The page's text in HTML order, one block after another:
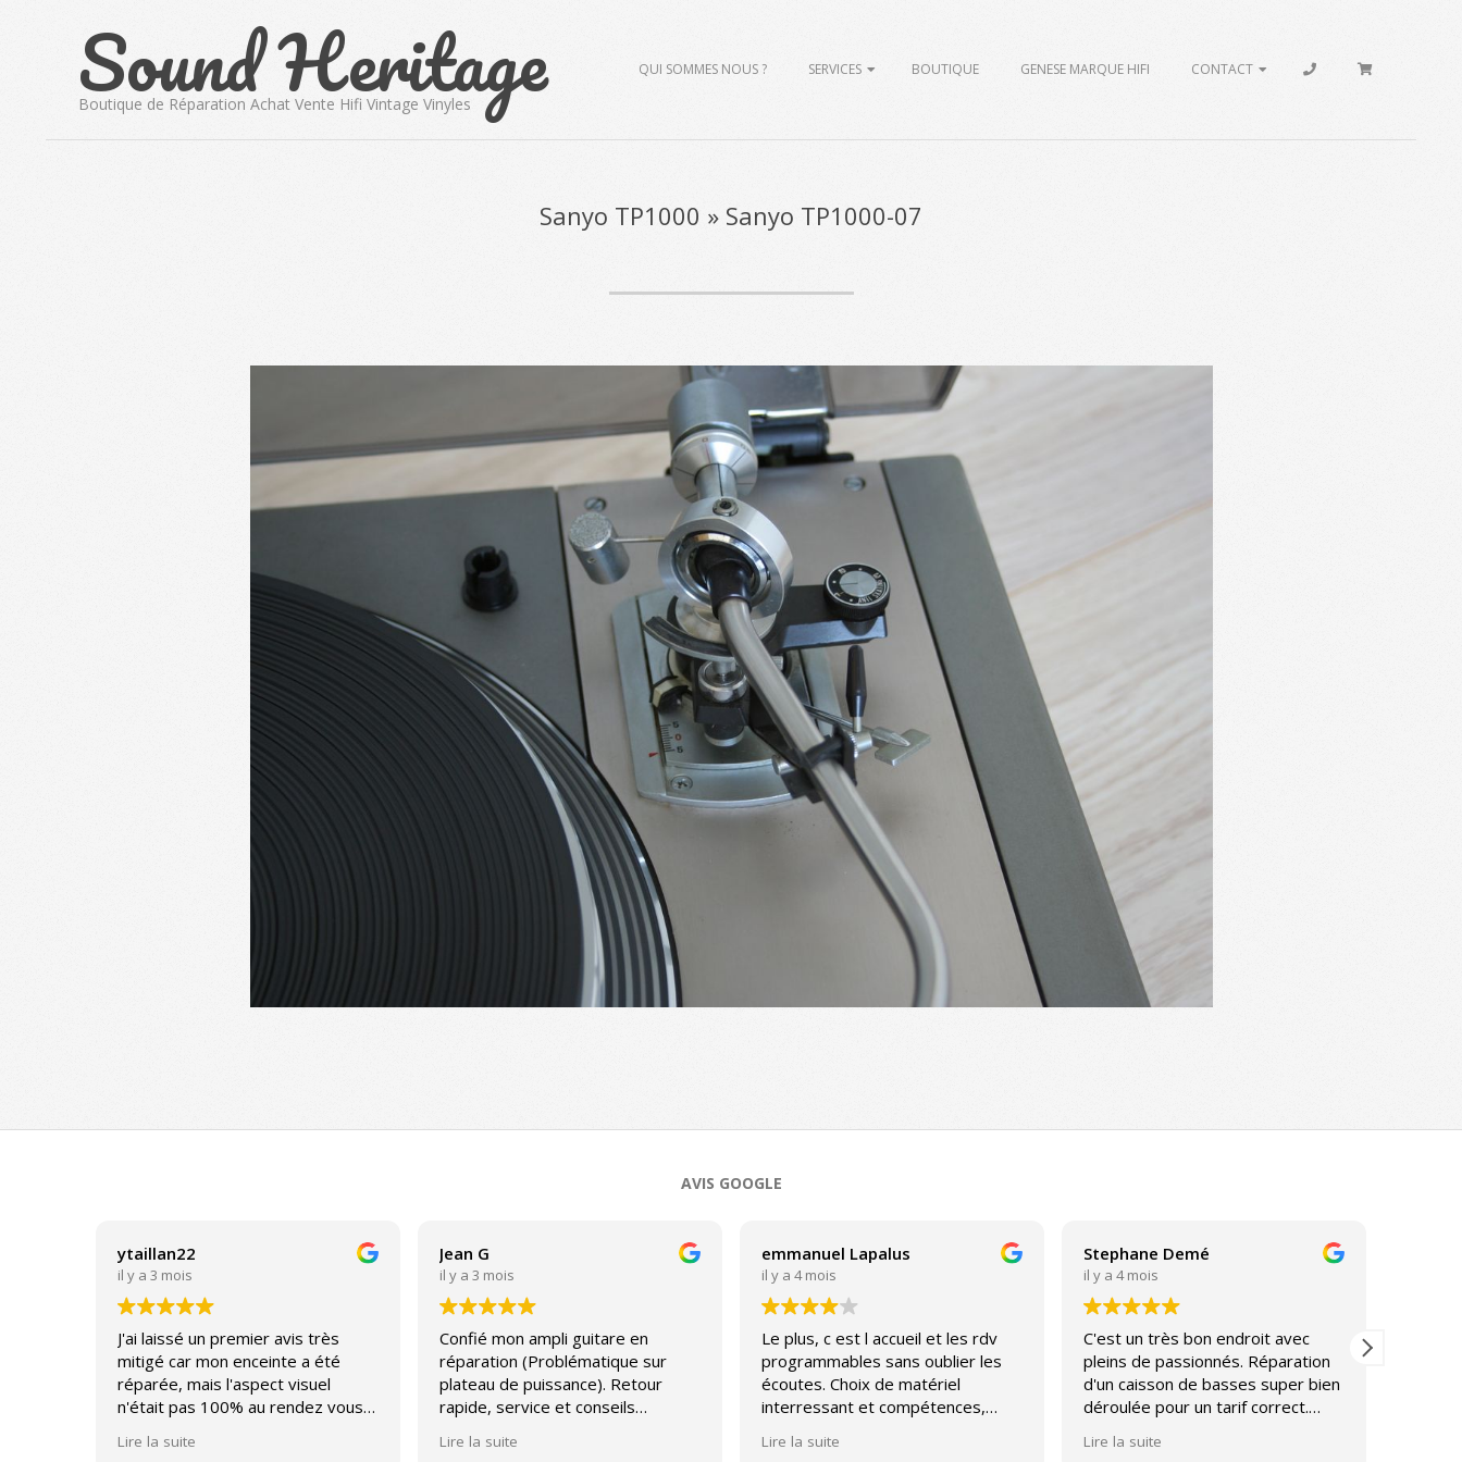
Sound Heritage
Boutique de Réparation Achat Vente Hifi Vintage Vinyles
PrimaryQUI SOMMES NOUS ? SERVICES BOUTIQUE GENESE MARQUE HIFI CONTACT
Sanyo TP1000 » Sanyo TP1000-07
11-
AVIS GOOGLE
ytaillan22
il y a 3 mois
J'ai laissé un premier avis très
mitigé car mon enceinte a été
réparée, mais l'aspect visuel
n'était pas 100% au rendez vous
affleurant qui après réparation a
Lire la suite
Jean G
il y a 3 mois
Confié mon ampli guitare en
réparation (Problématique sur
plateau de puissance). Retour
rapide, service et conseils
Lire la suite
emmanuel Lapalus
il y a 4 mois
Le plus, c est l accueil et les rdv
programmables sans oublier les
écoutes. Choix de matériel
interressant et compétences,
bourses. Par contre, sav plutôt
Lire la suite
Stephane Demé
il y a 4 mois
C'est un très bon endroit avec
pleins de passionnés. Réparation
d'un caisson de basses super bien
déroulée pour un tarif correct.
Diatone magnifique avec un
Lire la suite